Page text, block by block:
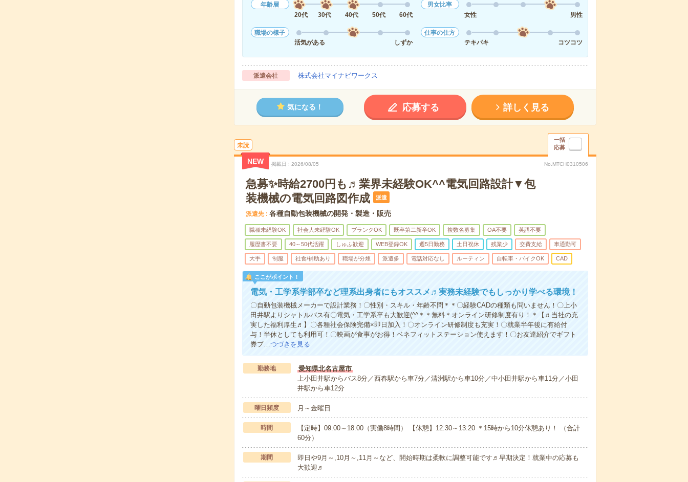
年齢層
20代
30代 40代 50代 60代
男女比率
女性
男性
職場の様子
活気がある
しずか
仕事の仕方
テキパキ
コツコツ
派遣会社 株式会社マイナビワークス
気になる！ 応募する 詳しく見る
未読
一括
応募
NEW 掲載日 2026/08/05 No.MTCH0310506
急募✨時給2700円も♬業界未経験OK^^電気回路設計▼包
装機械の電気回路図作成
派遣
派遣先 各種自動包装機械の開発・製造・販売
職種未経験OK 社会人未経験OK ブランクOK 既卒第二新卒OK 複数名募集 OA不要 英語不要
履歴書不要 40～50代活躍 しゅふ歓迎 WEB登録OK 週5日勤務 土日祝休 残業少 交費支給 車通勤可
大手 制服 社食/補助あり 職場が分煙 派遣多 電話対応なし ルーティン 自転車・バイクOK CAD
ここがポイント！
電気・工学系学部卒など理系出身者にもオススメ♬実務未経験でもしっかり学べる環境！
〇自動包装機械メーカーで設計業務！〇性別・スキル・年齢不問＊＊〇経験CADの種類も問いません！〇上小
田井駅よりシャトルバス有〇電気・工学系卒も大歓迎(^^＊＊無料＊オンライン研修制度有り！＊【♬当社の充
実した福利厚生♬】〇各種社会保険完備×即日加入！〇オンライン研修制度も充実！〇就業半年後に有給付
与！半休としても利用可！〇映画が食事がお得！ベネフィットステーション使えます！〇お友達紹介でギフト
券プ…つづきを見る
勤務地
愛知県北名古屋市
上小田井駅からバス8分／西春駅から車7分／清洲駅から車10分／中小田井駅から車11分／小田
井駅から車12分
曜日頻度 月～金曜日
時間
【定時】09:00～18:00（実働8時間） 【休憩】12:30～13:20 ＊15時から10分休憩あり！ （合計
60分）
期間
即日や9月～,10月～,11月～など、開始時期は柔軟に調整可能です♬早期決定！就業中の応募も
大歓迎♬